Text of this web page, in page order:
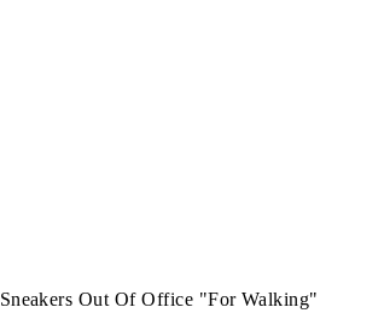
Sneakers Out Of Office "For Walking"